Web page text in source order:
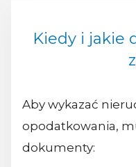
Kiedy i jakie
Aby wykazać
opodatkowania,
dokumenty: